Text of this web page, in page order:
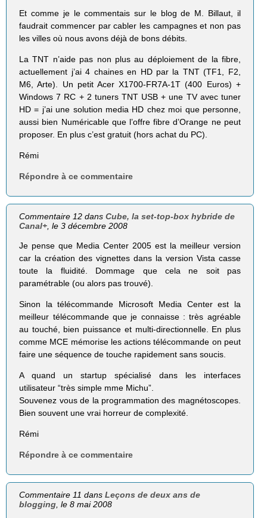
Et comme je le commentais sur le blog de M. Billaut, il
faudrait commencer par cabler les campagnes et non pas
les villes où nous avons déjà de bons débits.
La TNT n’aide pas non plus au déploiement de la fibre,
actuellement j’ai 4 chaines en HD par la TNT (TF1, F2,
M6, Arte). Un petit Acer X1700-FR7A-1T (400 Euros) +
Windows 7 RC + 2 tuners TNT USB + une TV avec tuner
HD = j’ai une solution media HD chez moi que personne,
aussi bien Numéricable que l’offre fibre d’Orange ne peut
proposer. En plus c’est gratuit (hors achat du PC).
Rémi
Répondre à ce commentaire
Commentaire 12 dansCube, la set-top-box hybride de
Canal+, le 3 décembre 2008
Je pense que Media Center 2005 est la meilleur version
car la création des vignettes dans la version Vista casse
toute la fluidité. Dommage que cela ne soit pas
paramétrable (ou alors pas trouvé).
Sinon la télécommande Microsoft Media Center est la
meilleur télécommande que je connaisse : très agréable
au touché, bien puissance et multi-directionnelle. En plus
comme MCE mémorise les actions télécommande on peut
faire une séquence de touche rapidement sans soucis.
A quand un startup spécialisé dans les interfaces
utilisateur “très simple mme Michu”.
Souvenez vous de la programmation des magnétoscopes.
Bien souvent une vrai horreur de complexité.
Rémi
Répondre à ce commentaire
Commentaire 11 dansLeçons de deux ans de
blogging , le 8 mai 2008